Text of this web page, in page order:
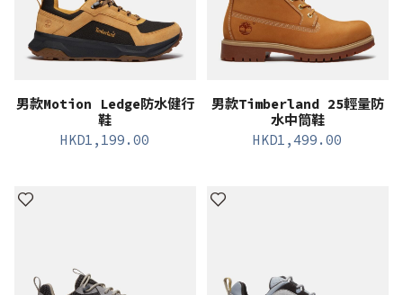
男款Motion Ledge防水健行
鞋
HKD1,199.00
男款Timberland 25輕量防
水中筒鞋
HKD1,499.00